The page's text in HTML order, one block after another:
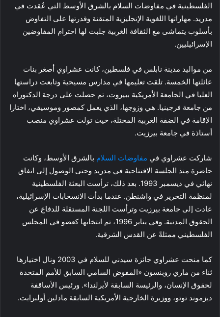
الفلسطينية في مفاوضات السلام بالشرق الأوسط التي عُقدت في
مدريد. مهاراتها اللغوية الإنجليزية المتقنة وقدرتها على التفاوض
بأسلوب يتماشى مع الثقافة الغربية جلبت لها احترام المفاوضين
الإسرائيليين.
من مواليد مدينة نابلس في فلسطين، كانت عشراوي أصغر بنات
عائلتها الخمسة. تلقت تعليمها في مدارس مسيحية وتابعت دراستها
العليا في الجامعة الأمريكية ببيروت، ثم حصلت على درجة الدكتوراه
من جامعة فرجينيا. هي وزوجها، الذي يعمل كمصور وموسيقي، اختارا
الإقامة في الضفة الغربية المحتلة، حيث تولت عشراوي منصب
أستاذة في جامعة بيرزيت.
شاركت عشراوي في مفاوضات السلام بالشرق الأوسط، وكانت
حاضرة منذ الجلسة الافتتاحية في مدريد وحتى الوصول إلى اتفاق
نهائي في ديسمبر 1993. بعد ذلك، ترأست البعثة الفلسطينية
لمنظمة التحرير في واشنطن. عندما بدأت الانسحابات الإسرائيلية،
عادت إلى جامعة بيرزيت وترأست اللجنة المستقلة للدفاع عن
الحقوق المدنية. وفي يناير 1996، تم انتخابها كعضو في المجلس
الفلسطيني ممثلةً عن القدس الشرقية.
كما منحت عشراوي جائزة سيدني للسلام في 2003 ونال اختيارها
ثناء من ماري روبنسون «المفوض السامي السابق للأمم المتحدة
لحقوق الإنسان، والرئيسة السابقة لأيرلندا». ورئيس الأساقفة
ديزموند توتو، ووزيرة الخارجية الأمريكية السابقة مادلين أولبرايت.